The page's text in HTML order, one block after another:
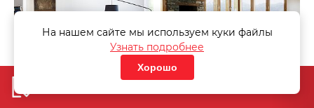
На нашем сайте мы используем куки файлы
Узнать подробнее
Хорошо